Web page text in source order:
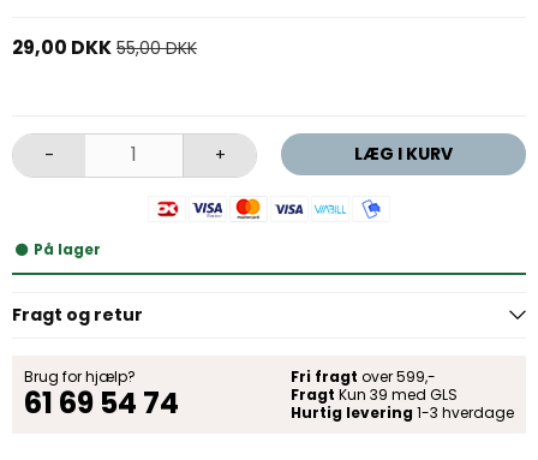
29,00 DKK 55,00 DKK
- + LÆG I KURV
På lager
Fragt og retur
Brug for hjælp?
61 69 54 74
Fri fragt over 599,-
Fragt Kun 39 med GLS
Hurtig levering 1-3 hverdage